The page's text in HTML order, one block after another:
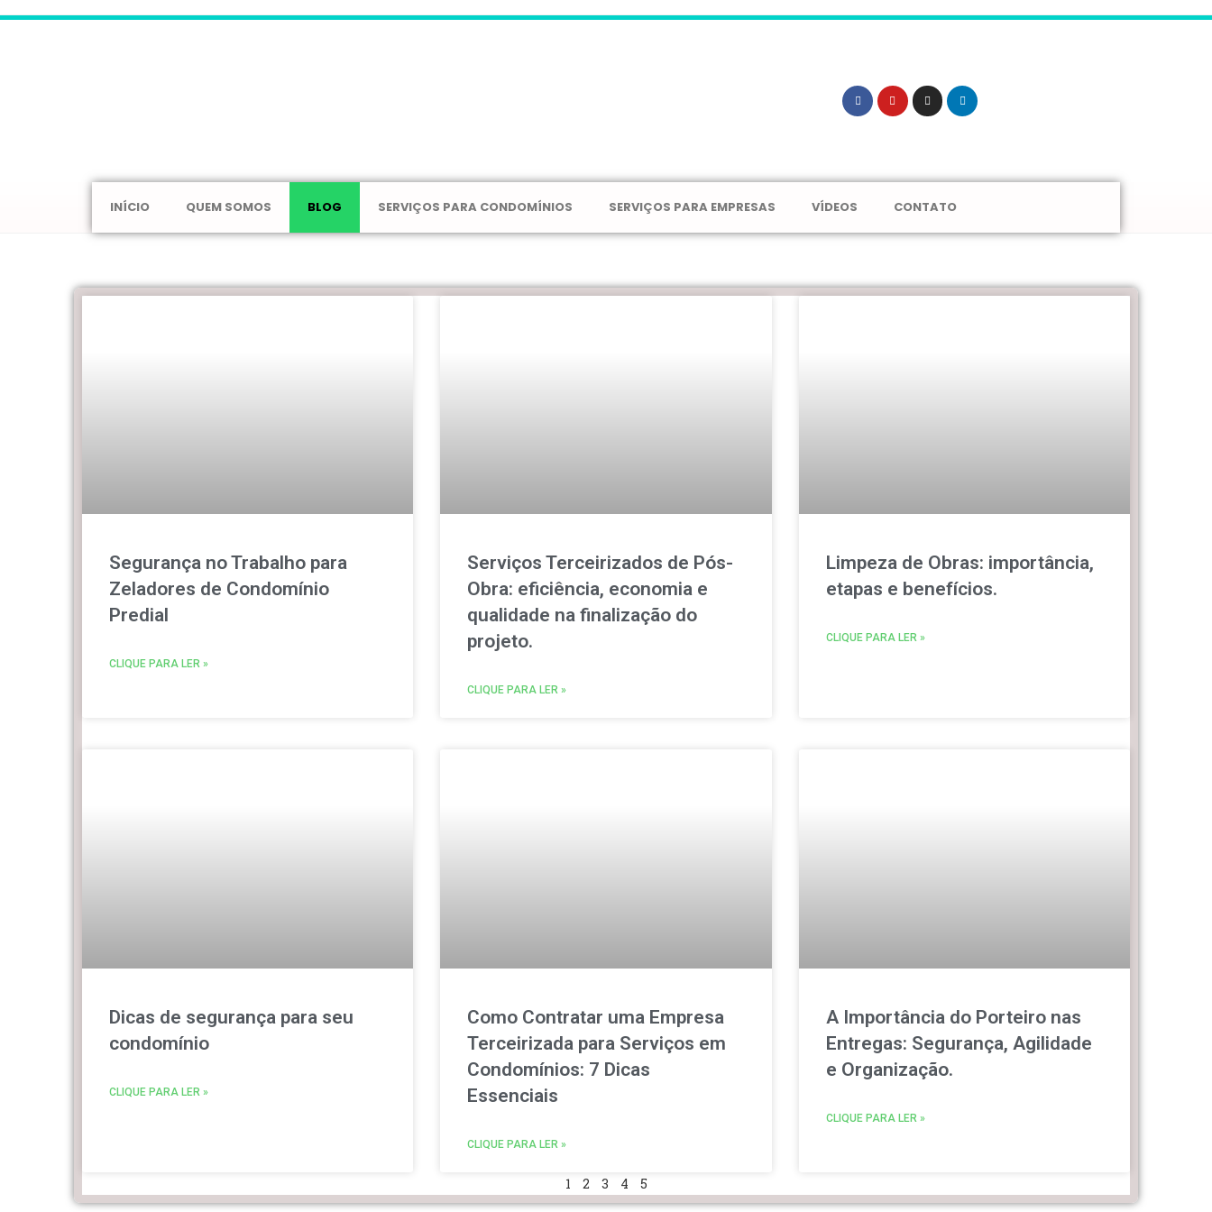
INÍCIO QUEM SOMOS BLOG SERVIÇOS PARA CONDOMÍNIOS SERVIÇOS PARA EMPRESAS VÍDEOS CONTATO
Segurança no Trabalho para
Zeladores de Condomínio
Predial
CLIQUE PARA LER »
Serviços Terceirizados de Pós-
Obra: eficiência, economia e
qualidade na finalização do
projeto.
CLIQUE PARA LER »
Limpeza de Obras: importância,
etapas e benefícios.
CLIQUE PARA LER »
Dicas de segurança para seu
condomínio
CLIQUE PARA LER »
Como Contratar uma Empresa
Terceirizada para Serviços em
Condomínios: 7 Dicas
Essenciais
CLIQUE PARA LER »
A Importância do Porteiro nas
Entregas: Segurança, Agilidade
e Organização.
CLIQUE PARA LER »
1 2 3 4 5